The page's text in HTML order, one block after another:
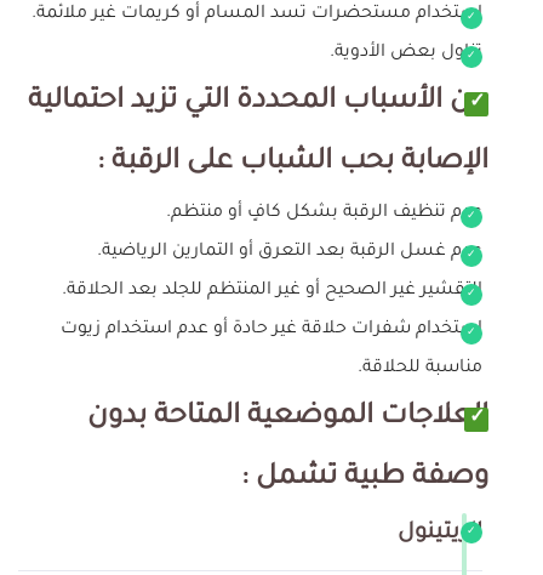
استخدام مستحضرات تسد المسام أو كريمات غير ملائمة.
تناول بعض الأدوية.
من الأسباب المحددة التي تزيد احتمالية
الإصابة بحب الشباب على الرقبة :
عدم تنظيف الرقبة بشكل كافٍ أو منتظم.
عدم غسل الرقبة بعد التعرق أو التمارين الرياضية.
التقشير غير الصحيح أو غير المنتظم للجلد بعد الحلاقة.
استخدام شفرات حلاقة غير حادة أو عدم استخدام زيوت
مناسبة للحلاقة.
العلاجات الموضعية المتاحة بدون
وصفة طبية تشمل :
الريتينول